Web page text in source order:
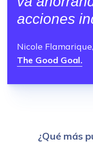
acciones
Nicole
The Good Goal.
¿Qué más